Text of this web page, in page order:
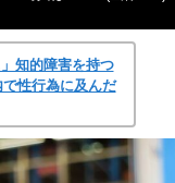
知的障害を持つ
性行為に及んだ